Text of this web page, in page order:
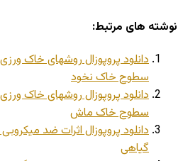
نوشته های مرتبط:
دانلود پروپوزال روشهای خاک
سطوح خاک نخود
دانلود پروپوزال روشهای خاک
سطوح خاک ماش
دانلود پروپوزال اثرات ضد
گیاهی